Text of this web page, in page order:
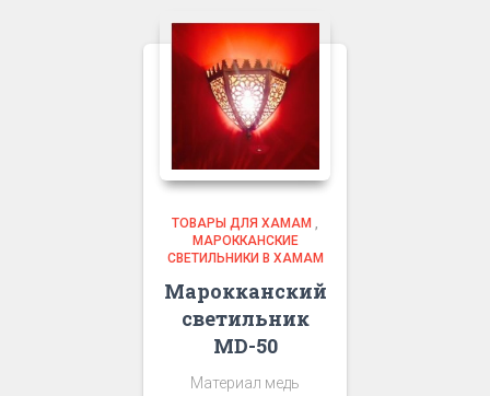
ТОВАРЫ ДЛЯ ХАМАМ
МАРОККАНСКИЕ
СВЕТИЛЬНИКИ В ХАМАМ
Марокканский
светильник
MD-50
Материал медь